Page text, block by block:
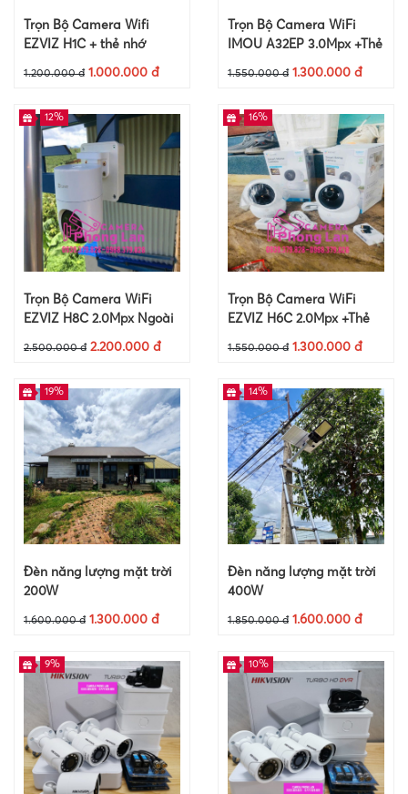
Trọn Bộ Camera Wifi
EZVIZ H1C + thẻ nhớ
1.200.000 đ 1.000.000 đ
Trọn Bộ Camera WiFi
IMOU A32EP 3.0Mpx +Thẻ
1.550.000 đ 1.300.000 đ
Trọn Bộ Camera WiFi
EZVIZ H8C 2.0Mpx Ngoài
Trời +Thẻ Nhớ 64Gb
12%
2.500.000 đ 2.200.000 đ
Trọn Bộ Camera WiFi
EZVIZ H6C 2.0Mpx +Thẻ
16%
1.550.000 đ 1.300.000 đ
Đèn năng lượng mặt trời
200W
19%
1.600.000 đ 1.300.000 đ
Đèn năng lượng mặt trời
400W
14%
1.850.000 đ 1.600.000 đ
9% 10%